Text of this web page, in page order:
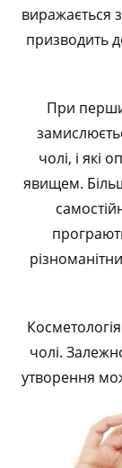
виражається
призводить
При
чолі, і які
явищем.
чолі.
утворення